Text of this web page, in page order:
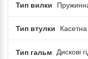
Тип вилки
Тип втулки Касетна
Тип гальм Дискові